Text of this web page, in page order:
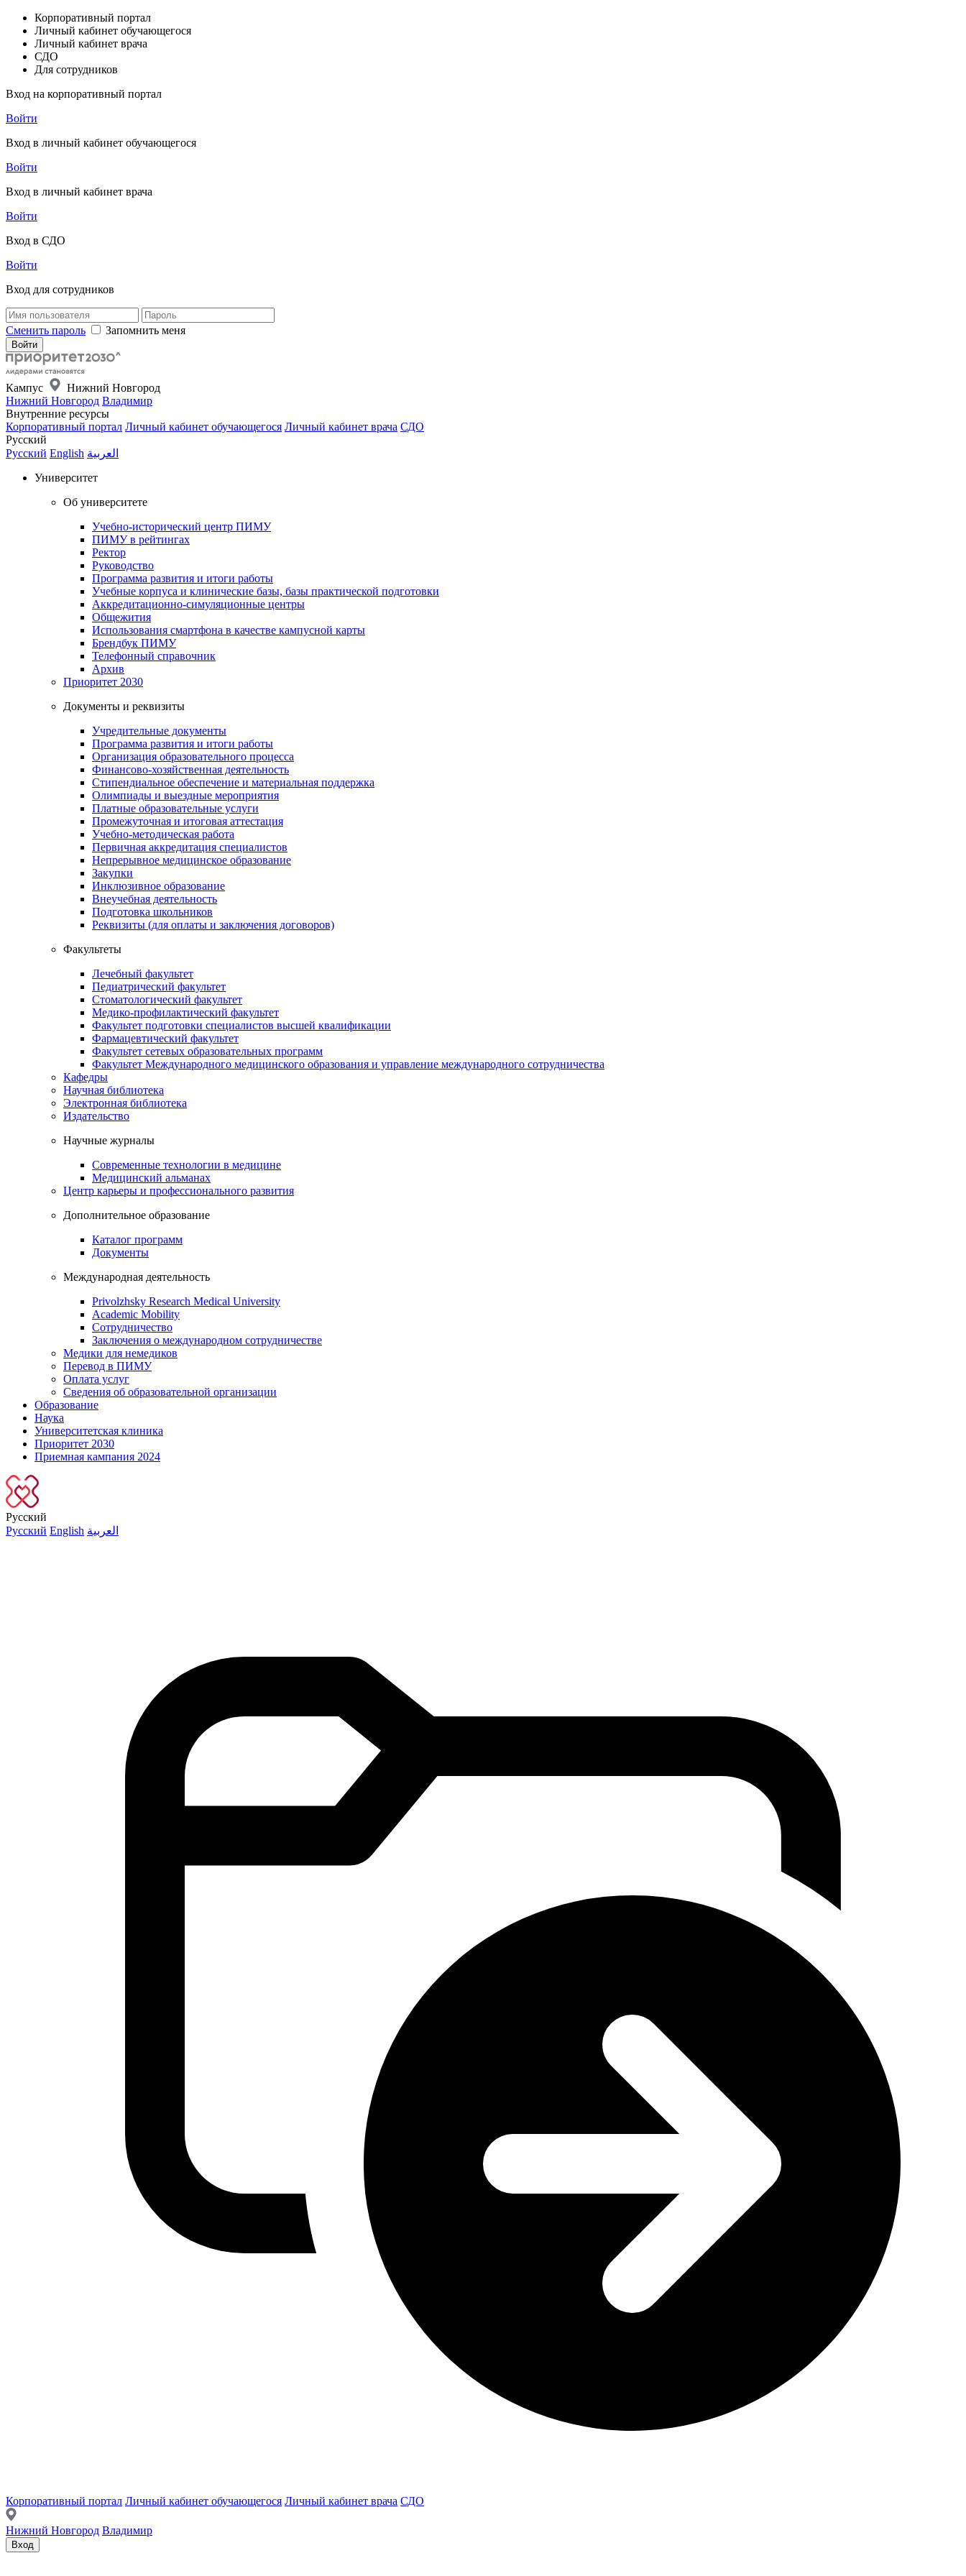
Корпоративный портал
Личный кабинет обучающегося
Личный кабинет врача
СДО
Для сотрудников
Вход на корпоративный портал
Войти
Вход в личный кабинет обучающегося
Войти
Вход в личный кабинет врача
Войти
Вход в СДО
Войти
Вход для сотрудников
Сменить пароль Запомнить меня
Кампус
Нижний Новгород
Нижний Новгород Владимир
Внутренние ресурсы
Корпоративный портал Личный кабинет обучающегося Личный кабинет врача СДО
Русский
Русский English العربية
Университет
Об университете
Учебно-исторический центр ПИМУ
ПИМУ в рейтингах
Ректор
Руководство
Программа развития и итоги работы
Учебные корпуса и клинические базы, базы практической подготовки
Аккредитационно-симуляционные центры
Общежития
Использования смартфона в качестве кампусной карты
Брендбук ПИМУ
Телефонный справочник
Архив
Приоритет 2030
Документы и реквизиты
Учредительные документы
Программа развития и итоги работы
Организация образовательного процесса
Финансово-хозяйственная деятельность
Стипендиальное обеспечение и материальная поддержка
Олимпиады и выездные мероприятия
Платные образовательные услуги
Промежуточная и итоговая аттестация
Учебно-методическая работа
Первичная аккредитация специалистов
Непрерывное медицинское образование
Закупки
Инклюзивное образование
Внеучебная деятельность
Подготовка школьников
Реквизиты (для оплаты и заключения договоров)
Факультеты
Лечебный факультет
Педиатрический факультет
Стоматологический факультет
Медико-профилактический факультет
Факультет подготовки специалистов высшей квалификации
Фармацевтический факультет
Факультет сетевых образовательных программ
Факультет Международного медицинского образования и управление международного сотрудничества
Кафедры
Научная библиотека
Электронная библиотека
Издательство
Научные журналы
Современные технологии в медицине
Медицинский альманах
Центр карьеры и профессионального развития
Дополнительное образование
Каталог программ
Документы
Международная деятельность
Privolzhsky Research Medical University
Academic Mobility
Сотрудничество
Заключения о международном сотрудничестве
Медики для немедиков
Перевод в ПИМУ
Оплата услуг
Сведения об образовательной организации
Образование
Наука
Университетская клиника
Приоритет 2030
Приемная кампания 2024
Русский
Русский English العربية
Корпоративный портал Личный кабинет обучающегося Личный кабинет врача СДО
Нижний Новгород Владимир
Вход